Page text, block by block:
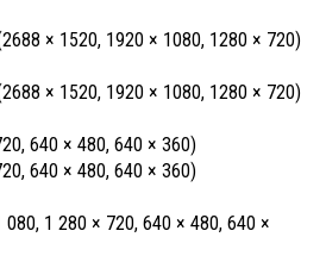
× 1520, 1920 × 1080, 1280 × 720)
× 1520, 1920 × 1080, 1280 × 720)
640 × 480, 640 × 360)
640 × 480, 640 × 360)
1 280 × 720, 640 × 480, 640 ×